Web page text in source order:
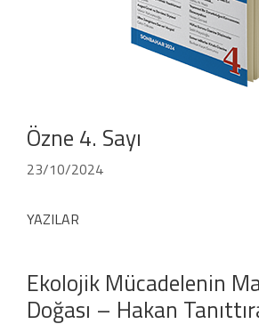
Özne 4. Sayı
23/10/2024
YAZILAR
Ekolojik Mücadelenin
Doğası – Hakan